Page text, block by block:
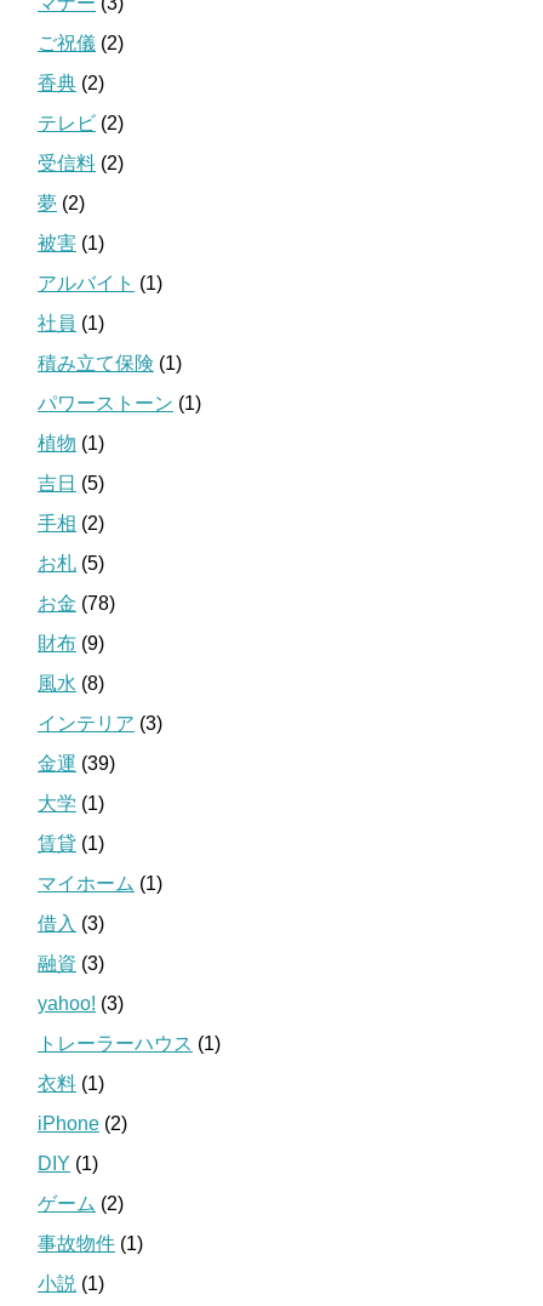
ご祝儀 (2)
香典 (2)
テレビ (2)
受信料 (2)
夢 (2)
被害 (1)
アルバイト (1)
社員 (1)
積み立て保険 (1)
パワーストーン (1)
植物 (1)
吉日 (5)
手相 (2)
お札 (5)
お金 (78)
財布 (9)
風水 (8)
インテリア (3)
金運 (39)
大学 (1)
賃貸 (1)
マイホーム (1)
借入 (3)
融資 (3)
yahoo! (3)
トレーラーハウス (1)
衣料 (1)
iPhone (2)
DIY (1)
ゲーム (2)
事故物件 (1)
小説 (1)